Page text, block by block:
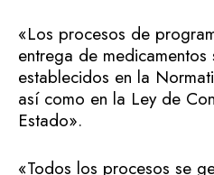
«Los procesos de
entrega de medicamentos
establecidos en la
así como en la Ley de
Estado».
«Todos los procesos se